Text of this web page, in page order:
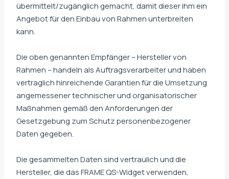
übermittelt/zugänglich gemacht, damit dieser ihm ein
Angebot für den Einbau von Rahmen unterbreiten
kann.
Die oben genannten Empfänger – Hersteller von
Rahmen – handeln als Auftragsverarbeiter und haben
vertraglich hinreichende Garantien für die Umsetzung
angemessener technischer und organisatorischer
Maßnahmen gemäß den Anforderungen der
Gesetzgebung zum Schutz personenbezogener
Daten gegeben.
Die gesammelten Daten sind vertraulich und die
Hersteller, die das FRAME QS-Widget verwenden,